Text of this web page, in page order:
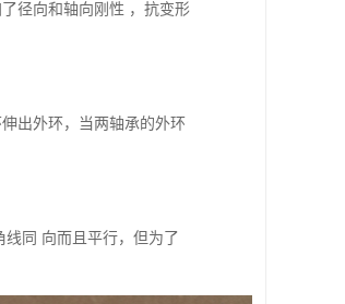
径向和轴向刚性 ，抗变形
出外环，当两轴承的外环
同 向而且平行，但为了